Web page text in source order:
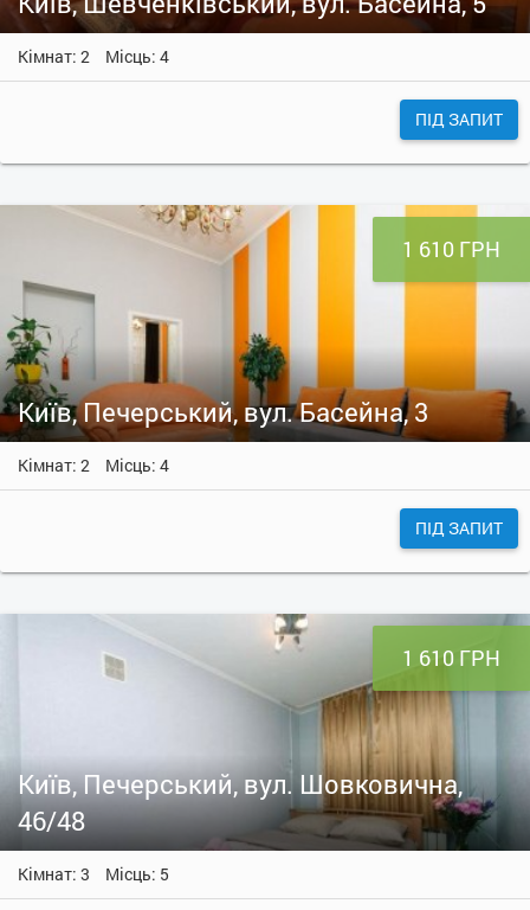
Кімнат: 2 Місць: 4
ПІД ЗАПИТ
1 610 ГРН
Київ, Печерський, вул. Басейна, 3
Кімнат: 2 Місць: 4
ПІД ЗАПИТ
1 610 ГРН
Київ, Печерський, вул. Шовковична,
46/48
Кімнат: 3 Місць: 5